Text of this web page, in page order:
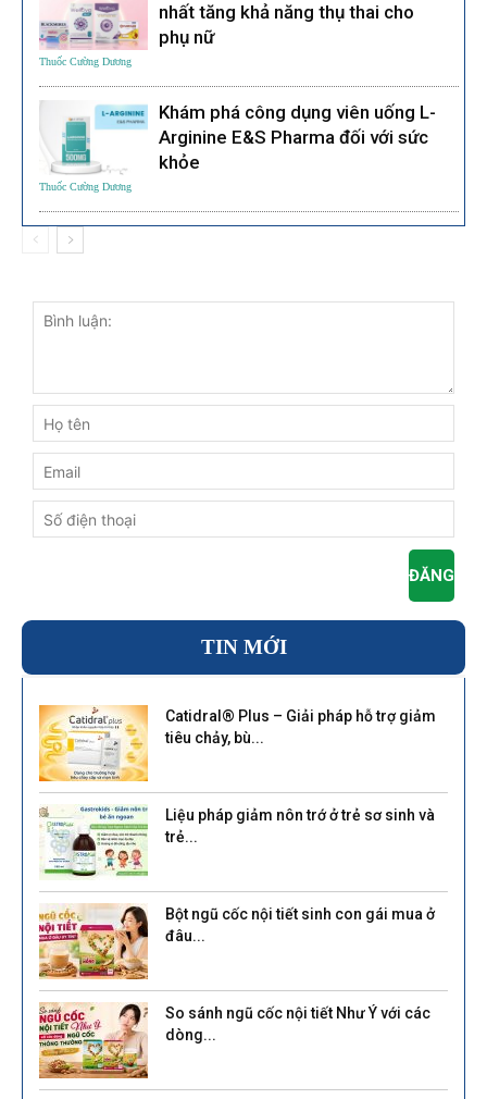
Thuốc Cường Dương
nhất tăng khả năng thụ thai cho
phụ nữ
Thuốc Cường Dương
Khám phá công dụng viên uống L-
Arginine E&S Pharma đối với sức
khỏe
TIN MỚI
Catidral® Plus – Giải pháp hỗ trợ giảm
tiêu chảy, bù...
Liệu pháp giảm nôn trớ ở trẻ sơ sinh và
trẻ...
Bột ngũ cốc nội tiết sinh con gái mua ở
đâu...
So sánh ngũ cốc nội tiết Như Ý với các
dòng...